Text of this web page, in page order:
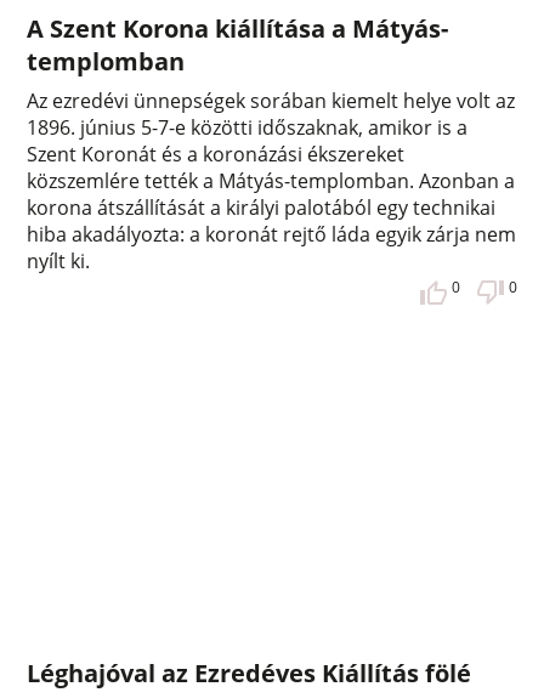
A Szent Korona kiállítása a Mátyás-
templomban
Az ezredévi ünnepségek sorában kiemelt helye volt az
1896. június 5-7-e közötti időszaknak, amikor is a
Szent Koronát és a koronázási ékszereket
közszemlére tették a Mátyás-templomban. Azonban a
korona átszállítását a királyi palotából egy technikai
hiba akadályozta: a koronát rejtő láda egyik zárja nem
nyílt ki.
0 0
Léghajóval az Ezredéves Kiállítás fölé